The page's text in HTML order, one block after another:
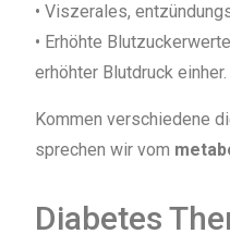
• Viszerales,
• Erhöhte
erhöhter Blutdruck einher.
Kommen verschiedene
sprechen wir vom
Diabetes